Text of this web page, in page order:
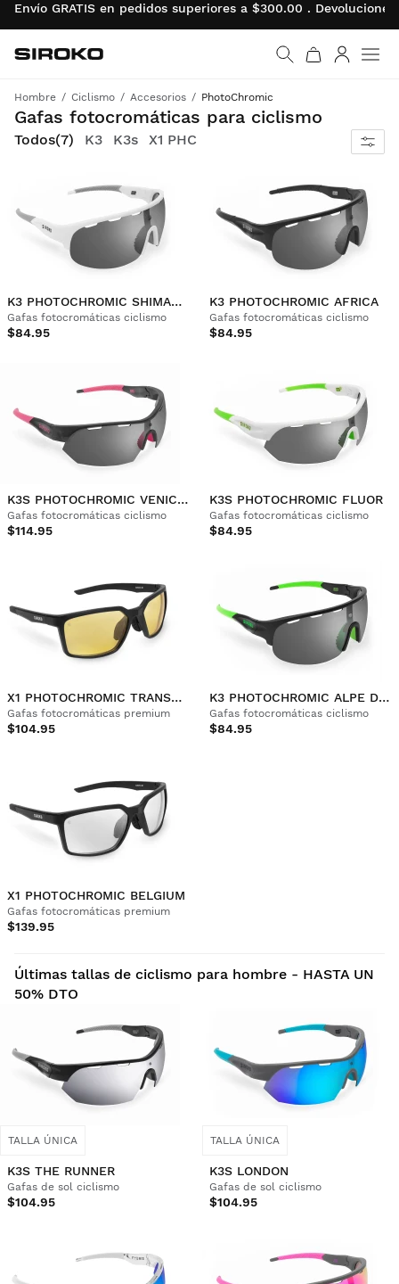
Envío GRATIS en pedidos superiores a $300.00 .
Ir a la página de inicio
Siroko.com
Hombre Ciclismo Accesorios PhotoChromic
Gafas fotocromáticas para ciclismo
El único equipamiento capaz de adaptarse a las necesidades de los ciclistas más exigentes.
Todos(7) K3 K3s X1 PHC
K3 PHOTOCHROMIC SHIMANAMI KAIDO
Gafas fotocromáticas ciclismo
$84.95
K3 PHOTOCHROMIC AFRICA
Gafas fotocromáticas ciclismo
$84.95
K3S PHOTOCHROMIC VENICE BEACH
Gafas fotocromáticas ciclismo
$114.95
K3S PHOTOCHROMIC FLUOR
Gafas fotocromáticas ciclismo
$84.95
X1 PHOTOCHROMIC TRANSNEVADA
Gafas fotocromáticas premium
$104.95
K3 PHOTOCHROMIC ALPE D'HUEZ
Gafas fotocromáticas ciclismo
$84.95
X1 PHOTOCHROMIC BELGIUM
Gafas fotocromáticas premium
$139.95
Últimas tallas de ciclismo para hombre - HASTA UN
50% DTO
TALLA ÚNICA
K3S THE RUNNER
Gafas de sol ciclismo
$104.95
TALLA ÚNICA
K3S LONDON
Gafas de sol ciclismo
$104.95